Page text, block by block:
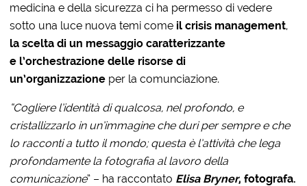
medicina e della sicurezza ci ha permesso di vedere
sotto una luce nuova temi come il crisis management,
la scelta di un messaggio caratterizzante
e l’orchestrazione delle risorse di
un’organizzazione per la comunciazione.
“Cogliere l’identità di qualcosa, nel profondo, e
cristallizzarlo in un’immagine che duri per sempre e che
lo racconti a tutto il mondo; questa è l’attività che lega
profondamente la fotografia al lavoro della
comunicazione” – ha raccontato Elisa Bryner, fotografa.